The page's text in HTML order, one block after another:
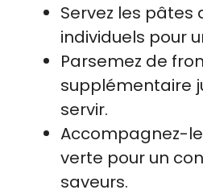
Servez les pâtes
individuels pour
Parsemez de
supplémentaire
servir.
Accompagnez-
verte pour un
saveurs.